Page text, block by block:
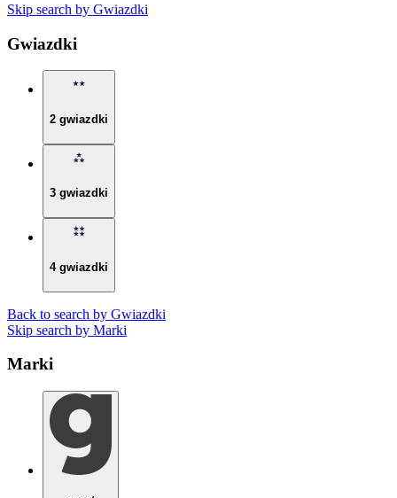
Skip search by Gwiazdki
Gwiazdki
2 gwiazdki
3 gwiazdki
4 gwiazdki
Back to search by Gwiazdki
Skip search by Marki
Marki